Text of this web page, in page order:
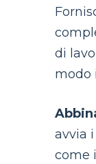
di
modo
avvia
come